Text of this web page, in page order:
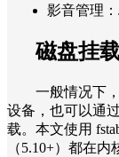
影音管理：
磁盘挂
一般情况下
设备，也可以通
载。本文使用
（5.10+）都在